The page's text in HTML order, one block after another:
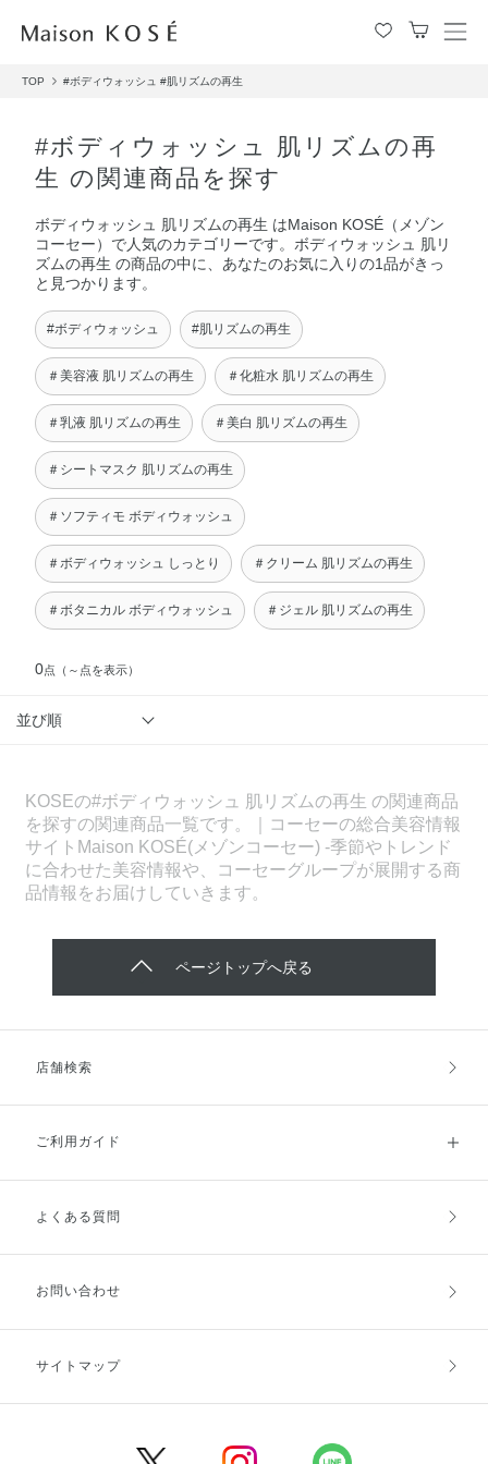
メ
TOP #ボディウォッシュ #肌リズムの再生
#ボディウォッシュ 肌リズムの再
生 の関連商品を探す
ボディウォッシュ 肌リズムの再生 はMaison KOSÉ（メゾン
コーセー）で人気のカテゴリーです。ボディウォッシュ 肌リ
ズムの再生 の商品の中に、あなたのお気に入りの1品がきっ
と見つかります。
#ボディウォッシュ #肌リズムの再生
＃美容液 肌リズムの再生 ＃化粧水 肌リズムの再生
＃乳液 肌リズムの再生 ＃美白 肌リズムの再生
＃シートマスク 肌リズムの再生
＃ソフティモ ボディウォッシュ
＃ボディウォッシュ しっとり ＃クリーム 肌リズムの再生
＃ボタニカル ボディウォッシュ ＃ジェル 肌リズムの再生
0点 （～点を表示）
並び順
KOSEの#ボディウォッシュ 肌リズムの再生 の関連商品
を探すの関連商品一覧です。｜コーセーの総合美容情報
サイトMaison KOSÉ(メゾンコーセー) -季節やトレンド
に合わせた美容情報や、コーセーグループが展開する商
品情報をお届けしていきます。
ページトップへ戻る
店舗検索
ご利用ガイド
ご利用ガイドトップ
お支払方法
キャンセル・返品・交換
よくある質問
お問い合わせ
サイトマップ